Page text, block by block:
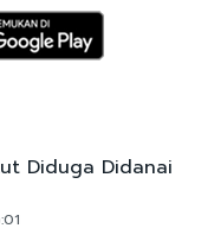
Diduga Didanai